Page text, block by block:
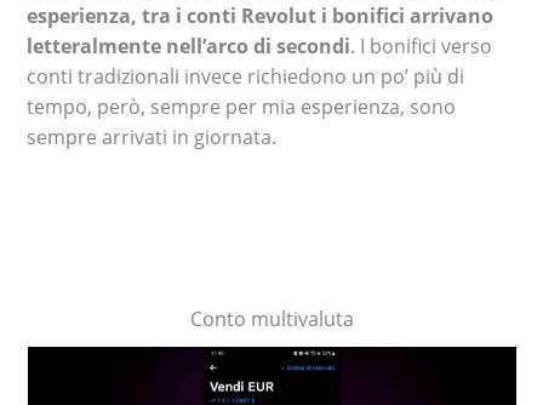
esperienza, tra i conti Revolut i bonifici arrivano
letteralmente nell’arco di secondi. I bonifici verso
conti tradizionali invece richiedono un po’ più di
tempo, però, sempre per mia esperienza, sono
sempre arrivati in giornata.
Conto multivaluta